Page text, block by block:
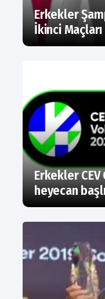
Erkekler
İkinci Maçları
Erkekler
heyecan